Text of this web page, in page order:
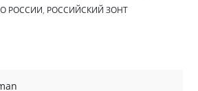
РОССИИ, РОССИЙСКИЙ ЗОНТ